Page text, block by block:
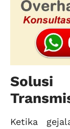
Solusi
Ketika